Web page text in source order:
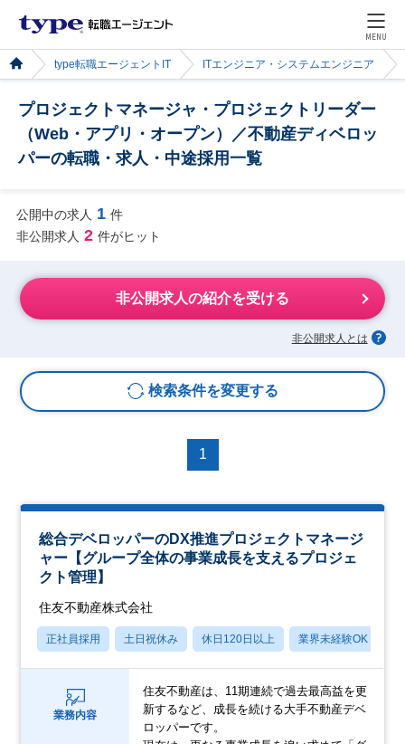
MENU
type転職エージェントIT ITエンジニア・システムエンジニア
プロジェクトマネージャ・プロジェクトリーダー
（Web・アプリ・オープン）／不動産ディベロッ
パーの転職・求人・中途採用一覧
公開中の求人 1 件
非公開求人 2 件がヒット
非公開求人の紹介を受ける
非公開求人とは
検索条件を変更する
1
総合デベロッパーのDX推進プロジェクトマネージ
ャー【グループ全体の事業成長を支えるプロジェ
クト管理】
住友不動産株式会社
正社員採用 土日祝休み 休日120日以上 業界未経験OK
業務内容
住友不動産は、11期連続で過去最高益を更
新するなど、成長を続ける大手不動産デベ
ロッパーです。